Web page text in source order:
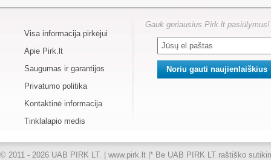
Visa informacija pirkėjui
Apie Pirk.lt
Saugumas ir garantijos
Privatumo politika
Kontaktinė informacija
Tinklalapio medis
Gauk geriausius Pirk.lt pasiūlymus!
© 2011 - 2026 UAB PIRK LT. | www.pirk.lt |* Be UAB PIRK LT raštiško